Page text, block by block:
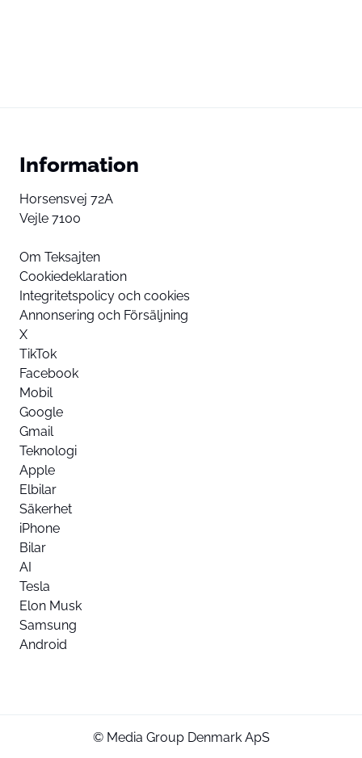
Information
Horsensvej 72A
Vejle 7100
Om Teksajten
Cookiedeklaration
Integritetspolicy och cookies
Annonsering och Försäljning
X
TikTok
Facebook
Mobil
Google
Gmail
Teknologi
Apple
Elbilar
Säkerhet
iPhone
Bilar
AI
Tesla
Elon Musk
Samsung
Android
© Media Group Denmark ApS